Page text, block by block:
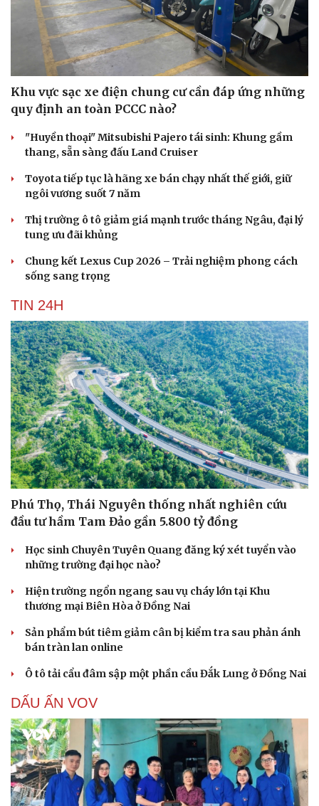
Cải chính
Khu vực sạc xe điện chung cư cần đáp ứng những
quy định an toàn PCCC nào?
"Huyền thoại" Mitsubishi Pajero tái sinh: Khung gầm
thang, sẵn sàng đấu Land Cruiser
Toyota tiếp tục là hãng xe bán chạy nhất thế giới, giữ
ngôi vương suốt 7 năm
Thị trường ô tô giảm giá mạnh trước tháng Ngâu, đại lý
tung ưu đãi khủng
Chung kết Lexus Cup 2026 – Trải nghiệm phong cách
sống sang trọng
TIN 24H
Phú Thọ, Thái Nguyên thống nhất nghiên cứu
đầu tư hầm Tam Đảo gần 5.800 tỷ đồng
Học sinh Chuyên Tuyên Quang đăng ký xét tuyển vào
những trường đại học nào?
Hiện trường ngổn ngang sau vụ cháy lớn tại Khu
thương mại Biên Hòa ở Đồng Nai
Sản phẩm bút tiêm giảm cân bị kiểm tra sau phản ánh
bán tràn lan online
Ô tô tải cẩu đâm sập một phần cầu Đắk Lung ở Đồng Nai
DẤU ẤN VOV